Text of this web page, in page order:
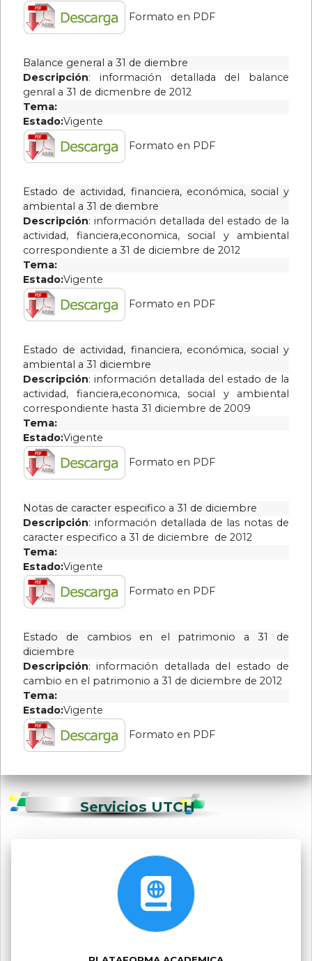
Año
2010
2009
Año
2008
Formato en PDF
Balance general a 31 de diembre
Descripción: información detallada del balance
genral a 31 de dicmenbre de 2012
Tema:
Estado:Vigente
Formato en PDF
Estado de actividad, financiera, económica, social y
ambiental a 31 de diembre
Descripción: información detallada del estado de la
actividad, fianciera,economica, social y ambiental
correspondiente a 31 de diciembre de 2012
Tema:
Estado:Vigente
Formato en PDF
Estado de actividad, financiera, económica, social y
ambiental a 31 diciembre
Descripción: información detallada del estado de la
actividad, fianciera,economica, social y ambiental
correspondiente hasta 31 diciembre de 2009
Tema:
Estado:Vigente
Formato en PDF
Notas de caracter especifico a 31 de diciembre
Descripción: información detallada de las notas de
caracter especifico a 31 de diciembre de 2012
Tema:
Estado:Vigente
Formato en PDF
Estado de cambios en el patrimonio a 31 de
diciembre
Descripción: información detallada del estado de
cambio en el patrimonio a 31 de diciembre de 2012
Tema:
Estado:Vigente
Formato en PDF
Servicios UTCH